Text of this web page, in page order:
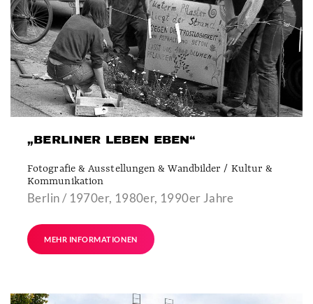
„BERLINER LEBEN EBEN“
Fotografie & Ausstellungen & Wandbilder / Kultur &
Kommunikation
Berlin / 1970er, 1980er, 1990er Jahre
MEHR INFORMATIONEN